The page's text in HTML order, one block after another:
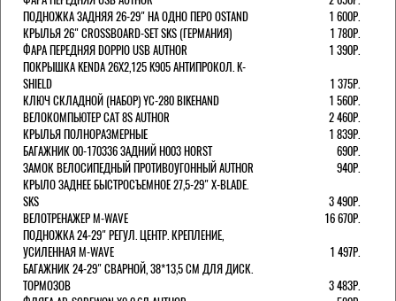
ПОДНОЖКА ЗАДНЯЯ 26-29" НА ОДНО ПЕРО OSTAND
1 600Р.
КРЫЛЬЯ 26" CROSSBOARD-SET SKS (ГЕРМАНИЯ)
1 780Р.
ФАРА ПЕРЕДНЯЯ DOPPIO USB AUTHOR
1 390Р.
ПОКРЫШКА KENDA 26Х2,125 K905 АНТИПРОКОЛ. K-
SHIELD
1 375Р.
КЛЮЧ СКЛАДНОЙ (НАБОР) YC-280 BIKEHAND
1 560Р.
ВЕЛОКОМПЬЮТЕР CAT 8S AUTHOR
2 460Р.
КРЫЛЬЯ ПОЛНОРАЗМЕРНЫЕ
1 839Р.
БАГАЖНИК 00-170336 ЗАДНИЙ H003 HORST
690Р.
ЗАМОК ВЕЛОСИПЕДНЫЙ ПРОТИВОУГОННЫЙ AUTHOR
940Р.
КРЫЛО ЗАДНЕЕ БЫСТРОСЪЕМНОЕ 27,5-29" X-BLADE.
SKS
3 490Р.
ВЕЛОТРЕНАЖЕР M-WAVE
16 670Р.
ПОДНОЖКА 24-29" РЕГУЛ. ЦЕНТР. КРЕПЛЕНИЕ,
УСИЛЕННАЯ M-WAVE
1 497Р.
БАГАЖНИК 24-29" СВАРНОЙ, 38*13,5 СМ ДЛЯ ДИСК.
ТОРМОЗОВ
3 483Р.